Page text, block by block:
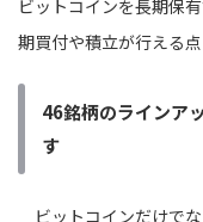
ビットコインを長期保
期買付や積立が行える点
46銘柄のラインア
す
ビットコインだけで